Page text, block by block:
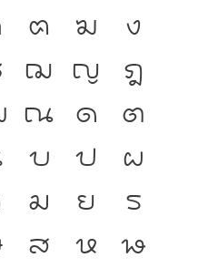
ฅ ฆ
ง
ฌ ญ
ฎ
ณ ด
ต
บ ป
ผ
ม ย
ร
ส ห
ฬ